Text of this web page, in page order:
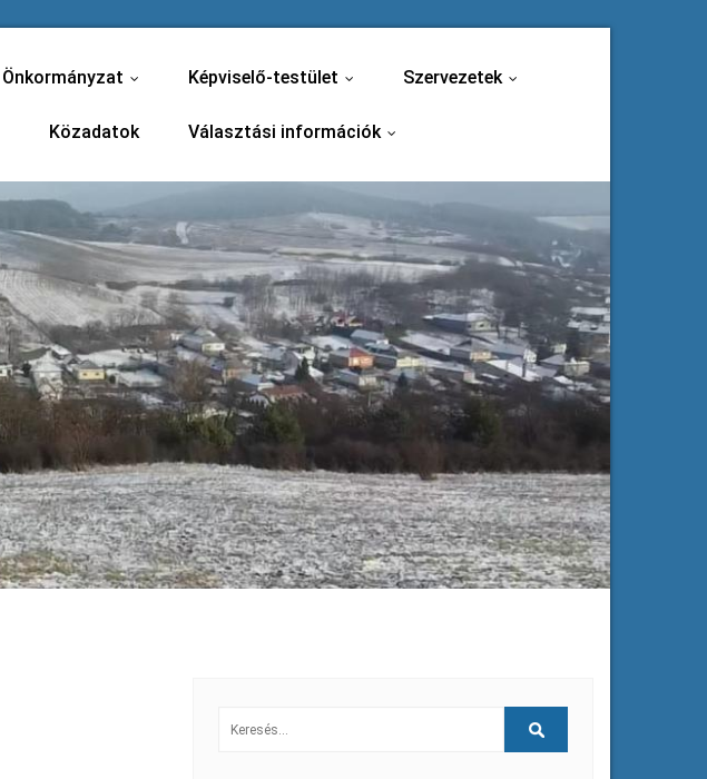
Önkormányzat Képviselő-testület Szervezetek
Közadatok Választási információk